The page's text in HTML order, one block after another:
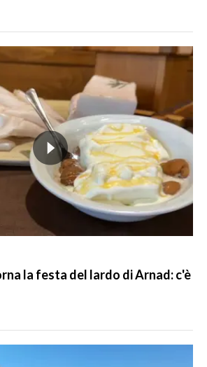
la festa del lardo di Arnad: c'è